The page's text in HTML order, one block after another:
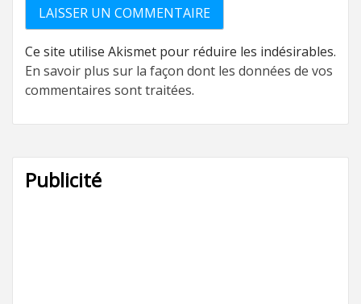
Ce site utilise Akismet pour réduire les indésirables.
En savoir plus sur la façon dont les données de vos
commentaires sont traitées.
Publicité